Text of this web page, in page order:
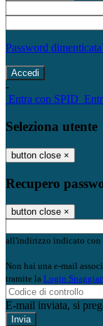
Password
-
Entra con SPID
Seleziona utente
button close ×
Recupero
button close ×
all'indirizzo indicato con
Non hai una e-mail
tramite la Login
E-mail inviata, si